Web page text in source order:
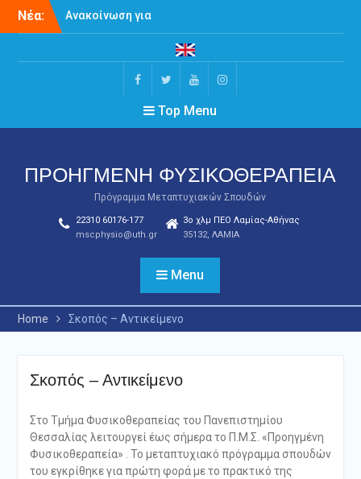
Νέα:
Ανακοίνωση για
Παρουσίαση
Διπλωματικών Εργασιών
του ΠΜΣ Προηγμένη
Φυσικοθεραπεία
Πρόγραμμα Τελετής
FacebookTwitter YoutubeInstagram
Top Menu
ΠΡΟΗΓΜΕΝΗ ΦΥΣΙΚΟΘΕΡΑΠΕΙΑ
Πρόγραμμα Μεταπτυχιακών Σπουδών
22310 60176-177
mscphysio@uth.gr
3ο χλμ ΠΕΟ Λαμίας-Αθήνας
35132, ΛΑΜΙΑ
Menu
Home Σκοπός – Αντικείμενο
Σκοπός – Αντικείμενο
Στο Τμήμα Φυσικοθεραπείας του Πανεπιστημίου
Θεσσαλίας λειτουργεί έως σήμερα το Π.Μ.Σ. «Προηγμένη
Φυσικοθεραπεία» . Το μεταπτυχιακό πρόγραμμα σπουδών
του εγκρίθηκε για πρώτη φορά με το πρακτικό της